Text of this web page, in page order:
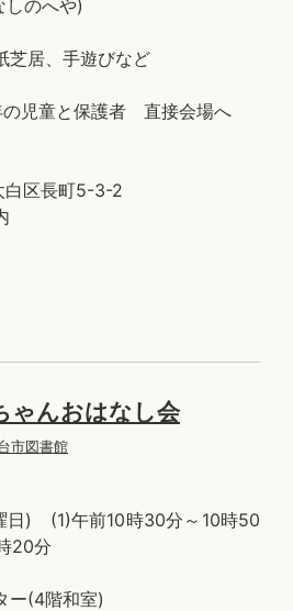
しのへや)
芝居、手遊びなど
の児童と保護者 直接会場へ
白区長町5-3-2
ゃんおはなし会
市図書館
日) (1)午前10時30分～10時50
20分
ー(4階和室)